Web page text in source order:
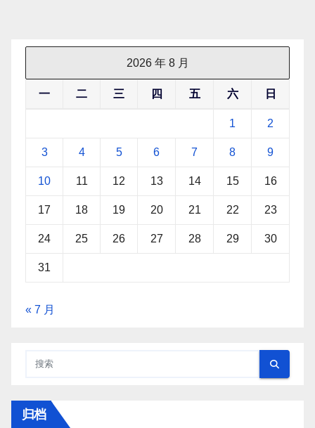
2026 年 8 月
一 二 三 四 五 六 日
1 2
3 4 5 6 7 8 9
10 11 12 13 14 15 16
17 18 19 20 21 22 23
24 25 26 27 28 29 30
31
« 7 月
归档